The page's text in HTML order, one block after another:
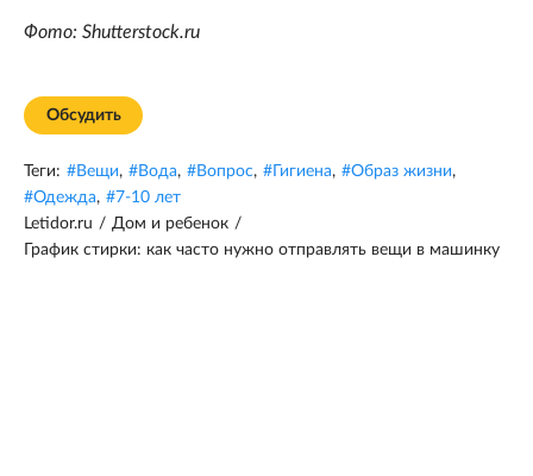
Фото: Shutterstock.ru
Обсудить
Теги: #Вещи, #Вода, #Вопрос, #Гигиена, #Образ жизни,
#Одежда, #7-10 лет
Letidor.ru / Дом и ребенок /
График стирки: как часто нужно отправлять вещи в машинку